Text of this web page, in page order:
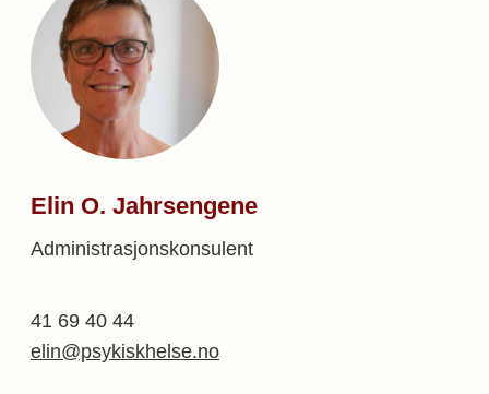
Elin O. Jahrsengene
Administrasjonskonsulent
41 69 40 44
elin@psykiskhelse.no